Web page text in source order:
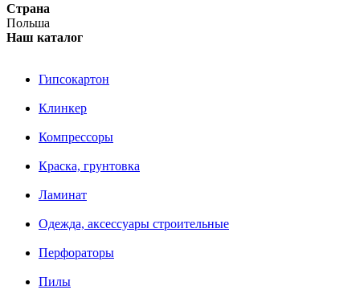
Страна
Польша
Наш каталог
Гипсокартон
Клинкер
Компрессоры
Краска, грунтовка
Ламинат
Одежда, аксессуары строительные
Перфораторы
Пилы